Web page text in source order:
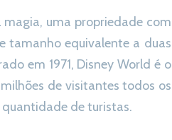
uma propriedade com
tamanho equivalente a duas
em 1971, Disney World é o
de visitantes todos os
de turistas.